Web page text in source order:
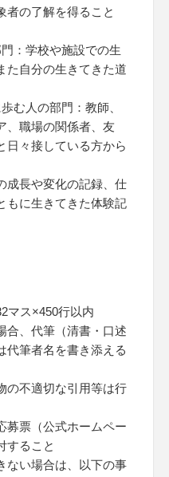
者の了解を得ること
：学校や施設での生
た自分の生きてきた道
む人の部門：教師、
、職場の関係者、友
日々接している方から
成長や変化の記録、仕
もに生きてきた体験記
マス×450行以内
合、代筆（清書・口述
代筆者名を書き添える
の不適切な引用等は行
募票（公式ホームペー
すること
ない場合は、以下の事